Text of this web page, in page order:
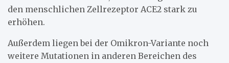
den menschlichen Zellrezeptor ACE2 stark zu
erhöhen.
Außerdem liegen bei der Omikron-Variante noch
weitere Mutationen in anderen Bereichen des